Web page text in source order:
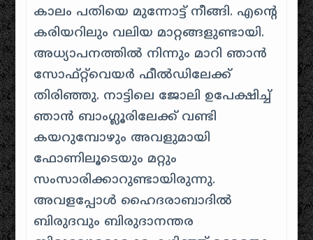
കാലം പതിയെ മുന്നോട്ട് നീങ്ങി. എൻ്റെ
കരിയറിലും വലിയ മാറ്റങ്ങളുണ്ടായി.
അധ്യാപനത്തിൽ നിന്നും മാറി ഞാൻ
സോഫ്റ്റ്‌വെയർ ഫീൽഡിലേക്ക്
തിരിഞ്ഞു. നാട്ടിലെ ജോലി ഉപേക്ഷിച്ച്
ഞാൻ ബാംഗ്ലൂരിലേക്ക് വണ്ടി
കയറുമ്പോഴും അവളുമായി
ഫോണിലൂടെയും മറ്റും
സംസാരിക്കാറുണ്ടായിരുന്നു.
അവളപ്പോൾ ഹൈദരാബാദിൽ
ബിരുദവും ബിരുദാനന്തര